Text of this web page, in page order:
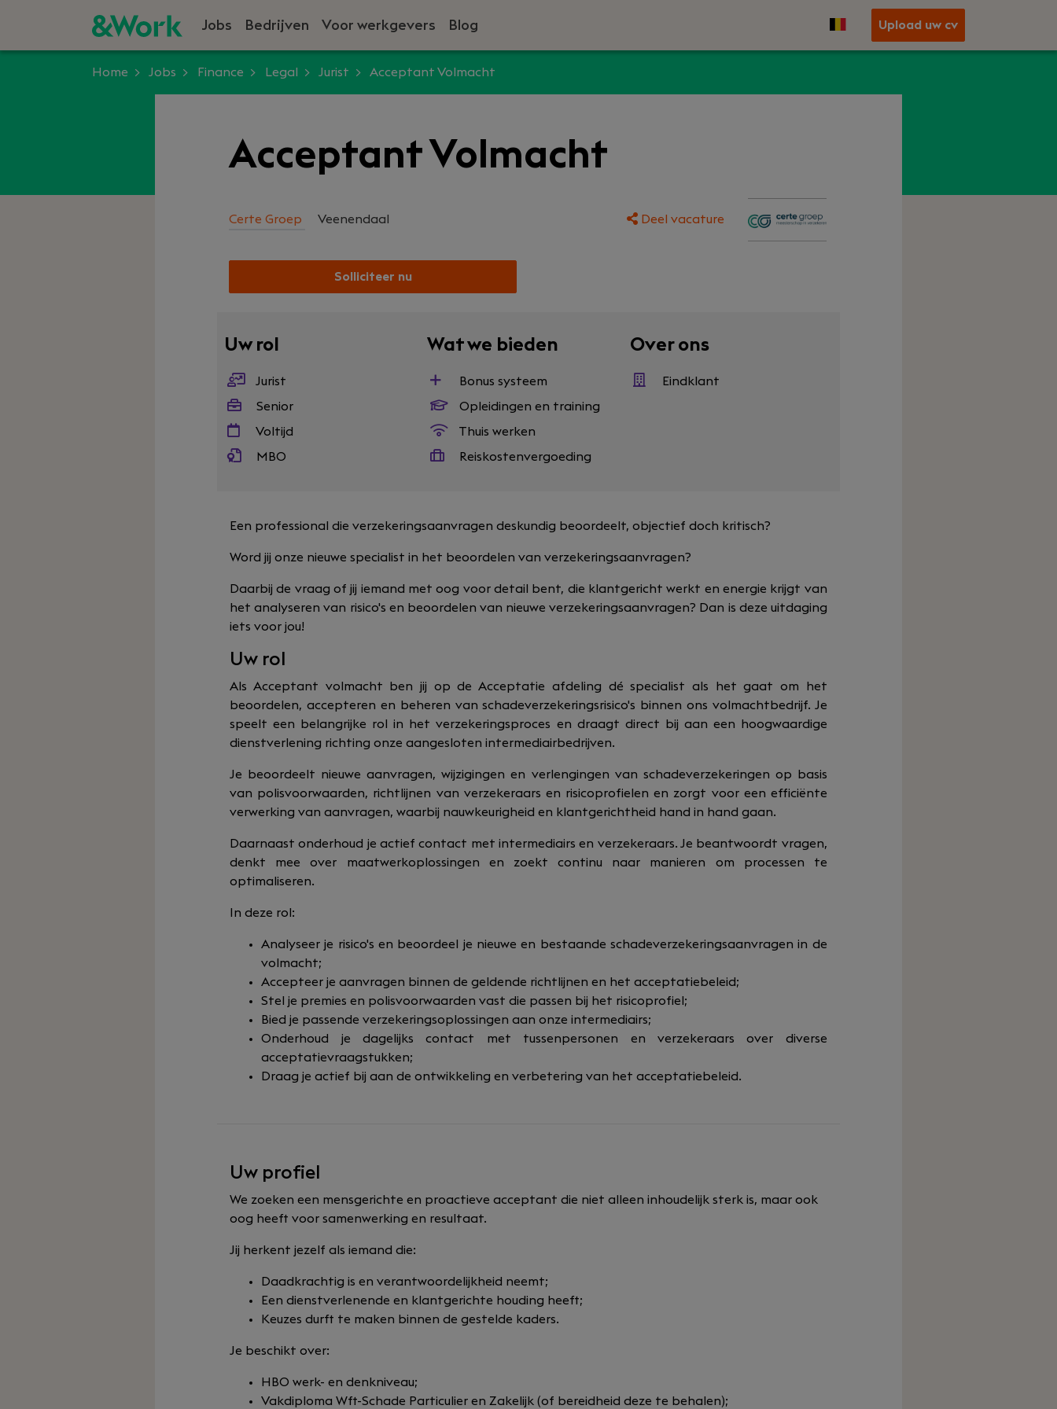
Jobs Bedrijven Voor werkgevers Blog Upload uw cv
Home Jobs Finance Legal Jurist Acceptant Volmacht
Acceptant Volmacht
Certe Groep Veenendaal Deel vacature
Solliciteer nu
Uw rol
Jurist
Senior
Voltijd
MBO
Wat we bieden
Bonus systeem
Opleidingen en training
Thuis werken
Reiskostenvergoeding
Over ons
Eindklant
Een professional die verzekeringsaanvragen deskundig beoordeelt, objectief doch kritisch?
Word jij onze nieuwe specialist in het beoordelen van verzekeringsaanvragen?
Daarbij de vraag of jij iemand met oog voor detail bent, die klantgericht werkt en energie krijgt van
het analyseren van risico's en beoordelen van nieuwe verzekeringsaanvragen? Dan is deze uitdaging
iets voor jou!
Uw rol
Als Acceptant volmacht ben jij op de Acceptatie afdeling dé specialist als het gaat om het
beoordelen, accepteren en beheren van schadeverzekeringsrisico's binnen ons volmachtbedrijf. Je
speelt een belangrijke rol in het verzekeringsproces en draagt direct bij aan een hoogwaardige
dienstverlening richting onze aangesloten intermediairbedrijven.
Je beoordeelt nieuwe aanvragen, wijzigingen en verlengingen van schadeverzekeringen op basis
van polisvoorwaarden, richtlijnen van verzekeraars en risicoprofielen en zorgt voor een efficiënte
verwerking van aanvragen, waarbij nauwkeurigheid en klantgerichtheid hand in hand gaan.
Daarnaast onderhoud je actief contact met intermediairs en verzekeraars. Je beantwoordt vragen,
denkt mee over maatwerkoplossingen en zoekt continu naar manieren om processen te
optimaliseren.
In deze rol:
Analyseer je risico's en beoordeel je nieuwe en bestaande schadeverzekeringsaanvragen in de
volmacht;
Accepteer je aanvragen binnen de geldende richtlijnen en het acceptatiebeleid;
Stel je premies en polisvoorwaarden vast die passen bij het risicoprofiel;
Bied je passende verzekeringsoplossingen aan onze intermediairs;
Onderhoud je dagelijks contact met tussenpersonen en verzekeraars over diverse
acceptatievraagstukken;
Draag je actief bij aan de ontwikkeling en verbetering van het acceptatiebeleid.
Uw profiel
We zoeken een mensgerichte en proactieve acceptant die niet alleen inhoudelijk sterk is, maar ook
oog heeft voor samenwerking en resultaat.
Jij herkent jezelf als iemand die:
Daadkrachtig is en verantwoordelijkheid neemt;
Een dienstverlenende en klantgerichte houding heeft;
Keuzes durft te maken binnen de gestelde kaders.
Je beschikt over:
HBO werk- en denkniveau;
Vakdiploma Wft-Schade Particulier en Zakelijk (of bereidheid deze te behalen);